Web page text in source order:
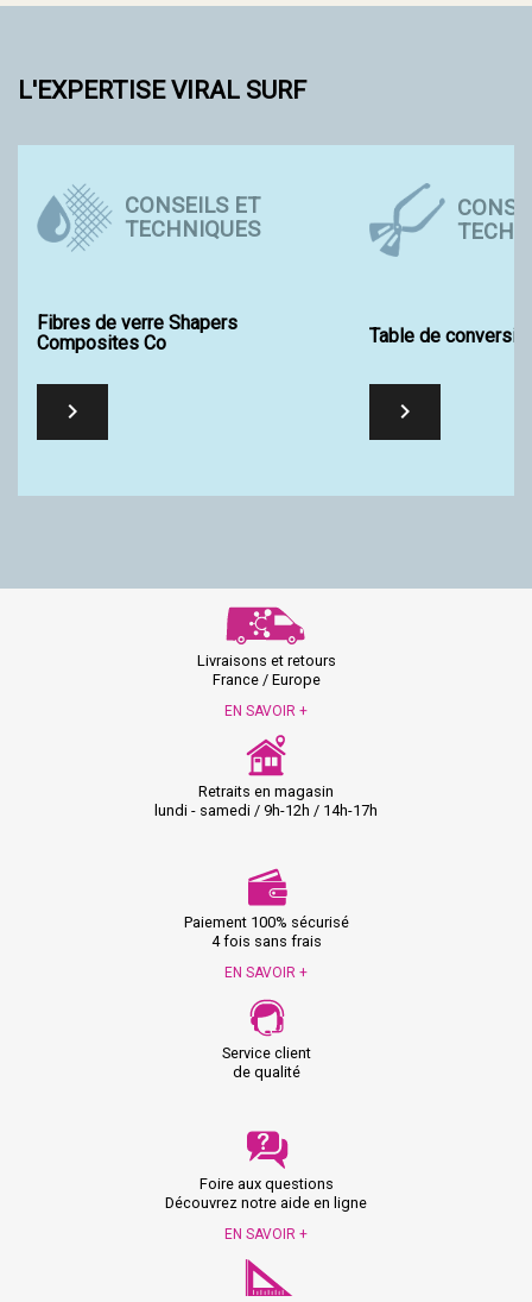
L'EXPERTISE VIRAL SURF
CONSEILS ET
TECHNIQUES
Fibres de verre Shapers
Composites Co

Table de

Livraisons et retours
France / Europe
EN SAVOIR +
Retraits en magasin
lundi - samedi / 9h-12h / 14h-17h
Paiement 100% sécurisé
4 fois sans frais
EN SAVOIR +
Service client
de qualité
Foire aux questions
Découvrez notre aide en ligne
EN SAVOIR +